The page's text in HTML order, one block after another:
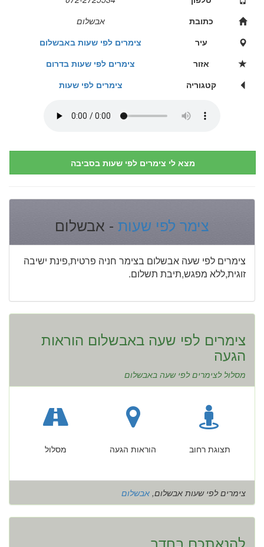
כתובת
אבשלום
עיר
צימרים לפי שעות באבשלום
אזור
צימרים לפי שעות בדרום
קטגוריה
צימרים לפי שעות
מצא לי צימרים לפי שעות בסביבה
צימר לפי שעות - אבשלום
צימרים לפי שעה אבשלום בצימר חניה פרטית,פינת ישיבה
זוגית,ללא מפגש,תיבת תשלום.
צימרים לפי שעה באבשלום הוראות
הגעה
מסלול לצימרים לפי שעה באבשלום
תצוגת רחוב הוראות הגעה מסלול
צימרים לפי שעות אבשלום, אבשלום
להנאתכם בחדר